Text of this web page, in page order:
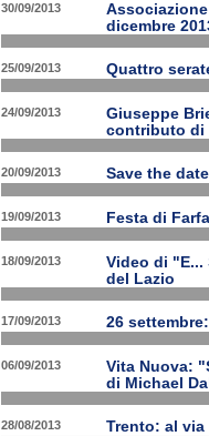
30/09/2013
dicembre
25/09/2013 Quattro
24/09/2013
Giuseppe
contributo di
20/09/2013 Save the
19/09/2013 Festa di
18/09/2013
Video di "E...
del Lazio
17/09/2013 26
06/09/2013
Vita Nuova:
di Michael
28/08/2013 Trento: al